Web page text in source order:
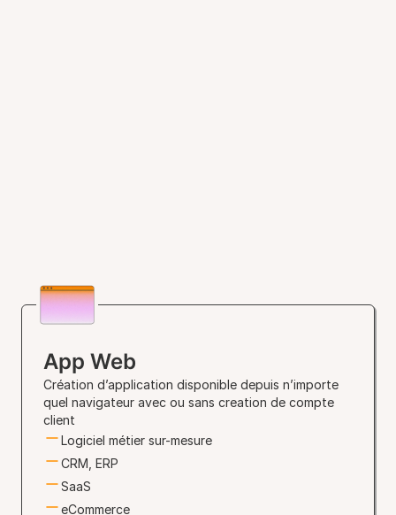
App Web
Création d’application disponible depuis n’importe
quel navigateur avec ou sans creation de compte
client
Logiciel métier sur-mesure
CRM, ERP
SaaS
eCommerce